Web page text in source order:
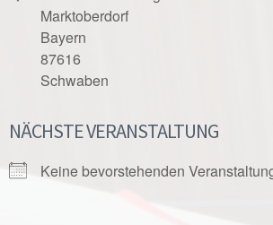
Marktoberdorf
Bayern
87616
Schwaben
NÄCHSTE VERANSTALTUNG
Keine bevorstehenden